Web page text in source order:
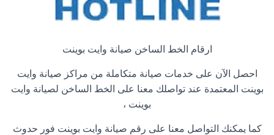
ارقام الخط الساخن صيانة وايت بوينت
احصل الآن على خدمات صيانة متكاملة من مراكز صيانة وايت
بوينت المعتمدة عند تواصلك معنا على الخط الساخن لصيانة وايت
بوينت ،
كما يمكنك التواصل معنا على رقم صيانة وايت بوينت فور حدوث